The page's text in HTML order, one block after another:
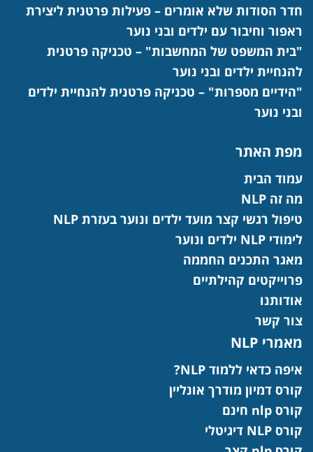
חדר הסודות שלא אומרים – פעילות פרטנית ליצירת
ראפור וחיבור עם ילדים ובני נוער
"בית המשפט של המחשבות" – טכניקה פרטנית
להנחיית ילדים ובני נוער
"הידיים מספרות" – טכניקה פרטנית להנחיית ילדים
ובני נוער
מפת האתר
עמוד הבית
מה זה NLP
טיפול רגשי קצר מועד ילדים ונוער בעזרת NLP
לימודי NLP ילדים ונוער
מאגר התכנים החממה
פרוייקטים קהילתיים
אודותנו
צור קשר
מאמרי NLP
איפה כדאי ללמוד NLP?
קורס דמיון מודרך אונליין
קורס nlp חינם
קורס NLP דיגיטלי